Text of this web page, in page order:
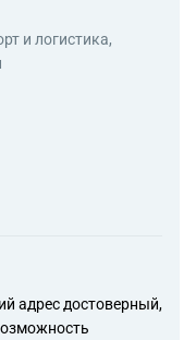
и логистика,
адрес достоверный,